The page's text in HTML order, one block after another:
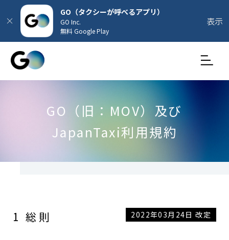
GO（タクシーが呼べるアプリ）
GO Inc.
無料 Google Play
表示
GO（旧：MOV）及び
JapanTaxi利用規約
2022年03月24日 改定
1 総則